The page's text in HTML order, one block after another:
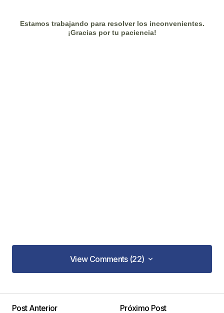
View Comments (22)
View Comments (22)
Gracias por el articulo. Me ayuda bastante.
Mencionas caracteristicas que son muy buenas
Post Anterior
Próximo Post